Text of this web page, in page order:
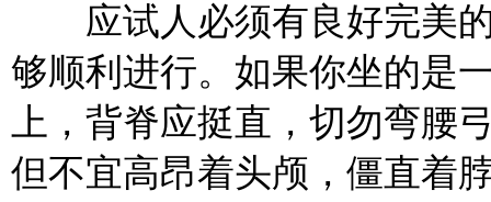
应试人必须有良好完美的
够顺利进行。如果你坐的是
上，背脊应挺直，切勿弯腰
但不宜高昂着头颅，僵直着